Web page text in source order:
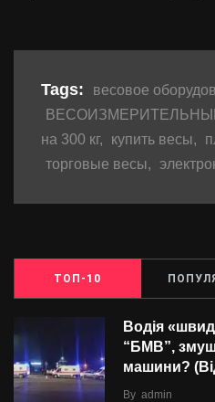
Tags: весовое
на 300 кг, купить весы,
торговые весы,
ТОП-10
Водія
“БMВ”,
машини?
By admin